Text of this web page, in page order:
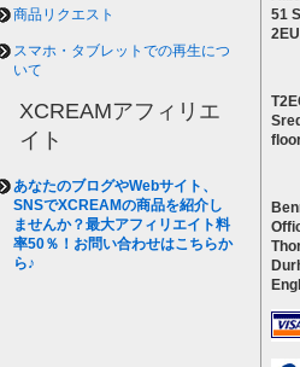
商品リクエスト
スマホ・タブレットでの再生につ
いて
XCREAMアフィリエ
イト
あなたのブログやWebサイト、
SNSでXCREAMの商品を紹介し
ませんか？最大アフィリエイト料
率50％！お問い合わせはこちらか
ら♪
51